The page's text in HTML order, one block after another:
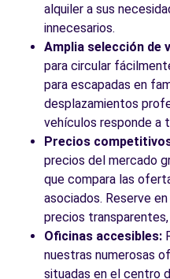
c/ Aribau, 320
Barcelona, 8006
Ver agencia
Ver
alquiler a sus
innecesarios.
Amplia selección de
para circular
para escapadas en
desplazamientos
vehículos responde a
Precios
precios del mercado
que compara las
asociados. Reserve
precios
Oficinas accesibles:
nuestras numerosas
situadas en el centro